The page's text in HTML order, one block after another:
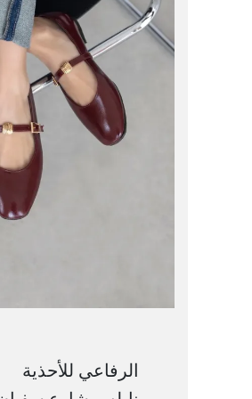
الرفاعي للأحذية